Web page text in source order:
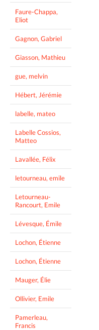
Faure-Chappa,
Eliot
Gagnon, Gabriel
Giasson, Mathieu
gue, melvin
Hébert, Jérémie
labelle, mateo
Labelle Cossios,
Matteo
Lavallée, Félix
letourneau, emile
Letourneau-
Rancourt, Emile
Lévesque, Émile
Lochon, Étienne
Lochon, Étienne
Mauger, Élie
Ollivier, Emile
Pamerleau,
Francis